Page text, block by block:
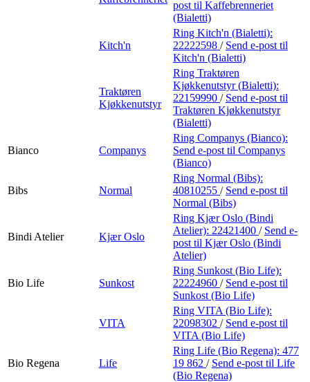
post til Kaffebrenneriet
(Bialetti)
Kitch'n
Ring Kitch'n (Bialetti):
22222598 / Send e-post til
Kitch'n (Bialetti)
Traktøren
Kjøkkenutstyr
Ring Traktøren
Kjøkkenutstyr (Bialetti):
22159990 / Send e-post til
Traktøren Kjøkkenutstyr
(Bialetti)
Bianco Companys
Ring Companys (Bianco):
Send e-post til Companys
(Bianco)
Bibs Normal
Ring Normal (Bibs):
40810255 / Send e-post til
Normal (Bibs)
Bindi Atelier Kjær Oslo
Ring Kjær Oslo (Bindi
Atelier): 22421400 / Send e-
post til Kjær Oslo (Bindi
Atelier)
Bio Life Sunkost
Ring Sunkost (Bio Life):
22224960 / Send e-post til
Sunkost (Bio Life)
VITA
Ring VITA (Bio Life):
22098302 / Send e-post til
VITA (Bio Life)
Bio Regena Life
Ring Life (Bio Regena): 477
19 862 / Send e-post til Life
(Bio Regena)